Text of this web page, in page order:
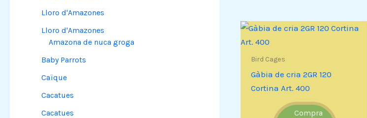
Lloro d'Amazones
Lloro d'Amazones
Amazona de nuca groga
Baby Parrots
Caïque
Cacatues
Cacatues
Bird Cages
Gàbia de cria 2GR 120
Cortina Art. 400
Compra